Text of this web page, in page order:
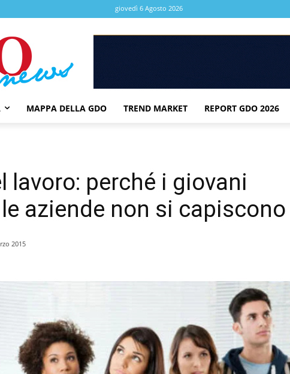
giovedì 6 Agosto 2026
MAPPA DELLA GDO TREND MARKET REPORT GDO 2026
lavoro: perché i giovani
le aziende non si capiscono
2015